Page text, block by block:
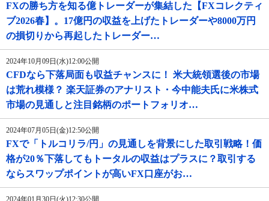
FXの勝ち方を知る億トレーダーが集結した【FXコレクティ
ブ2026春】。17億円の収益を上げたトレーダーや8000万円
の損切りから再起したトレーダー…
2024年10月09日(水)12:00公開
CFDなら下落局面も収益チャンスに！ 米大統領選後の市場
は荒れ模様？ 楽天証券のアナリスト・今中能夫氏に米株式
市場の見通しと注目銘柄のポートフォリオ…
2024年07月05日(金)12:50公開
FXで「トルコリラ/円」の見通しを背景にした取引戦略！価
格が20％下落してもトータルの収益はプラスに？取引する
ならスワップポイントが高いFX口座がお…